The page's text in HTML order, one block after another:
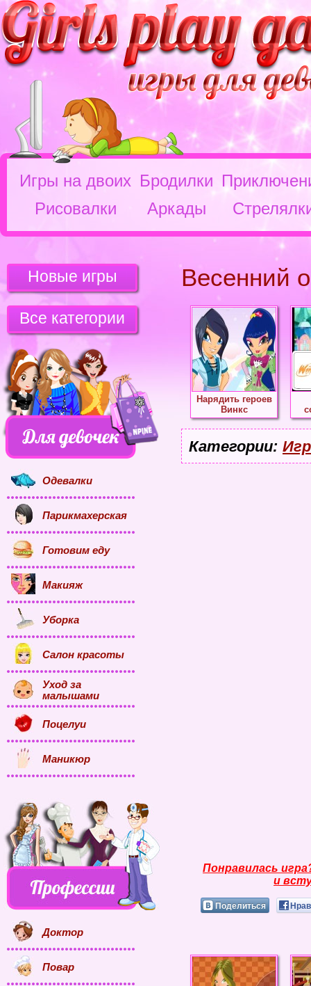
Игры на двоих Бродилки
Рисовалки
Аркады
Весенний
Нарядить героев
Винкс
Категории:
Понравилась
и
Поделиться
Новые игры
Все категории
Одевалки
Парикмахерская
Готовим еду
Макияж
Уборка
Салон красоты
Уход за
малышами
Поцелуи
Маникюр
Доктор
Повар